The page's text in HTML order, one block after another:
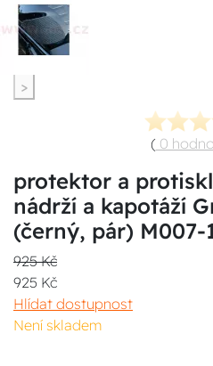
>
( 0
protektor a
nádrží a kapotáží
(černý, pár) M007-
925 Kč
925 Kč
Hlídat dostupnost
Není skladem